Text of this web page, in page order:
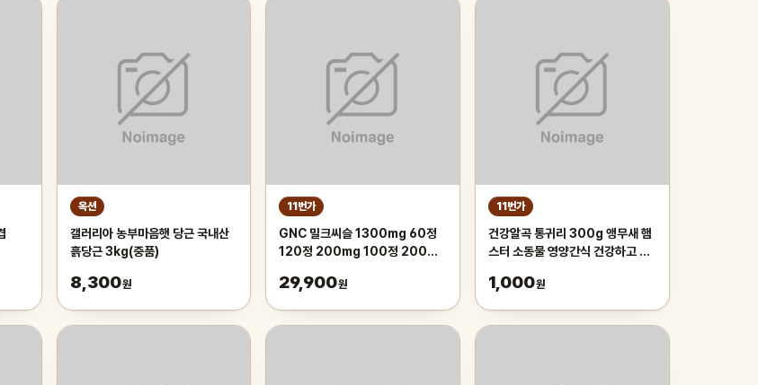
옥션
갤러리아 농부마음햇 당근 국내산
흙당근 3kg(중품)
8,300원
11번가
GNC 밀크씨슬 1300mg 60정
120정 200mg 100정 200정
29,900원
11번가
건강알곡 통귀리 300g 앵무새 햄
스터 소동물 영양간식 건강하고 깨
1,000원